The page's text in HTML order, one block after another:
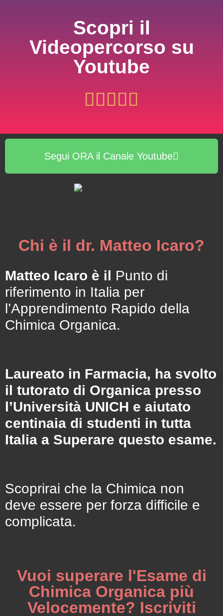
Scopri il
Videopercorso su
Youtube

Segui ORA il Canale Youtube
Chi è il dr. Matteo Icaro?
Matteo Icaro è il Punto di
riferimento in Italia per
l’Apprendimento Rapido della
Chimica Organica.
Laureato in Farmacia, ha svolto
il tutorato di Organica presso
l’Università UNICH e aiutato
centinaia di studenti in tutta
Italia a Superare questo esame.
Scoprirai che la Chimica non
deve essere per forza difficile e
complicata.
Vuoi superare l'Esame di
Chimica Organica più
Velocemente? Iscriviti